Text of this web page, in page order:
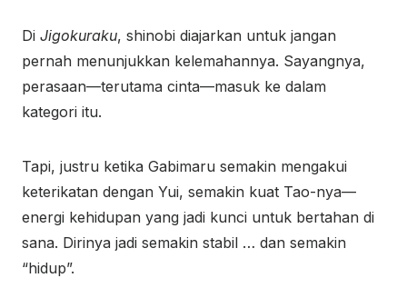
Di Jigokuraku, shinobi diajarkan untuk jangan
pernah menunjukkan kelemahannya. Sayangnya,
perasaan—terutama cinta—masuk ke dalam
kategori itu.
Tapi, justru ketika Gabimaru semakin mengakui
keterikatan dengan Yui, semakin kuat Tao-nya—
energi kehidupan yang jadi kunci untuk bertahan di
sana. Dirinya jadi semakin stabil … dan semakin
“hidup”.